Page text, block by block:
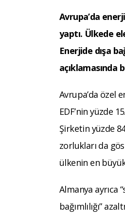
Avrupa’da
yaptı. Ülkede
Enerjide dışa
açıklamasında
Avrupa’da özel
EDF’nin yüzde
Şirketin yüzde
zorlukları da
ülkenin en
Almanya ayrıca
bağımlılığı”